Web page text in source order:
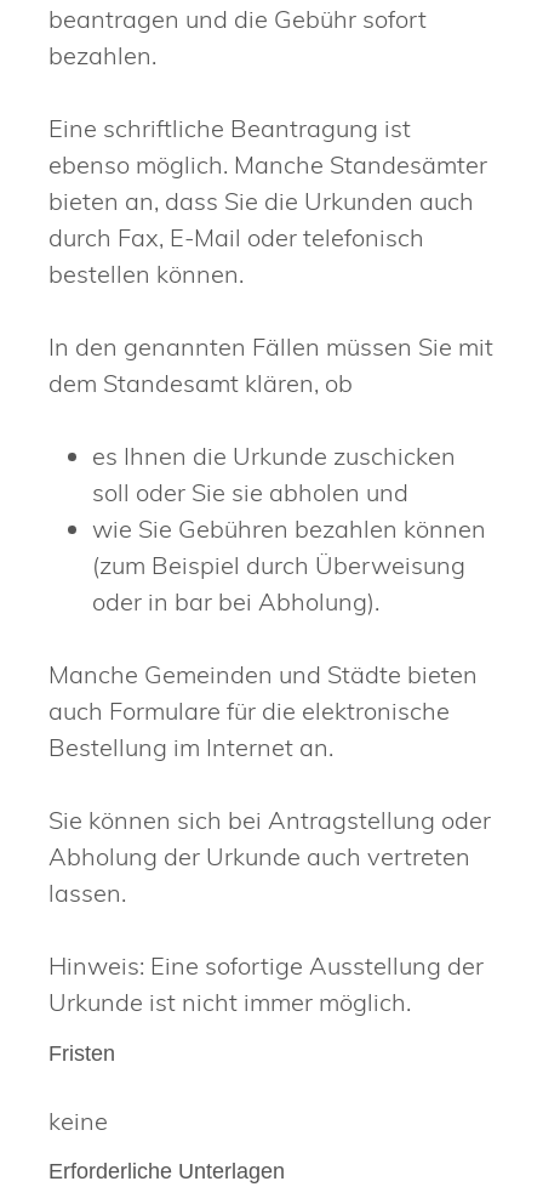
beantragen und die Gebühr sofort
bezahlen.
Eine schriftliche Beantragung ist
ebenso möglich. Manche Standesämter
bieten an, dass Sie die Urkunden auch
durch Fax, E-Mail oder telefonisch
bestellen können.
In den genannten Fällen müssen Sie mit
dem Standesamt klären, ob
es Ihnen die Urkunde zuschicken
soll oder Sie sie abholen und
wie Sie Gebühren bezahlen können
(zum Beispiel durch Überweisung
oder in bar bei Abholung).
Manche Gemeinden und Städte bieten
auch Formulare für die elektronische
Bestellung im Internet an.
Sie können sich bei Antragstellung oder
Abholung der Urkunde auch vertreten
lassen.
Hinweis: Eine sofortige Ausstellung der
Urkunde ist nicht immer möglich.
Fristen
keine
Erforderliche Unterlagen